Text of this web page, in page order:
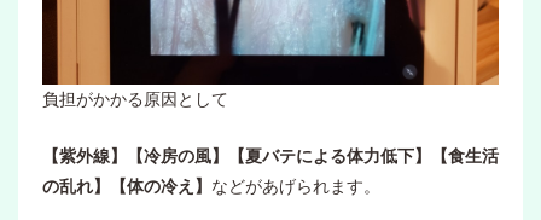
負担がかかる原因として
【紫外線】【冷房の風】【夏バテによる体力低下】【食生活
の乱れ】【体の冷え】 などがあげられます。